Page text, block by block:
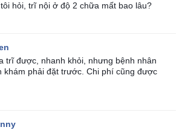
hỏi, trĩ nội ở độ 2 chữa mất bao lâu?
trĩ được, nhanh khỏi, nhưng bệnh nhân
khám phải đặt trước. Chi phí cũng được